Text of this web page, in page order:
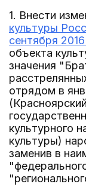
1. Внести
культуры
сентября
объекта
значения
отрядом в
культурного
культуры)
заменив в